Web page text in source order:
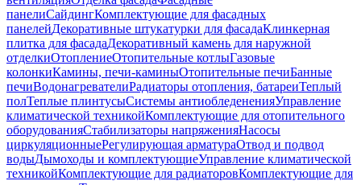
панелиСайдингКомплектующие для фасадных
панелейДекоративные штукатурки для фасадаКлинкерная
плитка для фасадаДекоративный камень для наружной
отделкиОтоплениеОтопительные котлыГазовые
колонкиКамины, печи-каминыОтопительные печиБанные
печиВодонагревателиРадиаторы отопления, батареиТеплый
полТеплые плинтусыСистемы антиобледененияУправление
климатической техникойКомплектующие для отопительного
оборудованияСтабилизаторы напряженияНасосы
циркуляционныеРегулирующая арматураОтвод и подвод
водыДымоходы и комплектующиеУправление климатической
техникойКомплектующие для радиаторовКомплектующие для